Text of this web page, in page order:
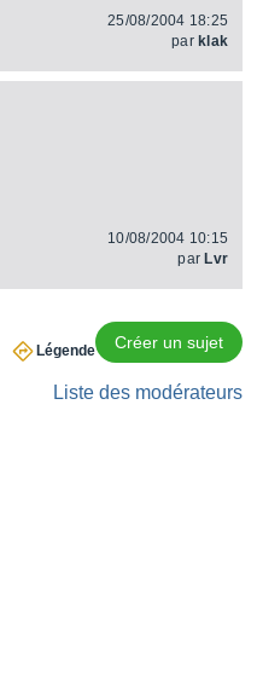
25/08/2004 18:25
par klak
10/08/2004 10:15
par Lvr
Créer un sujet
Légende
Liste des modérateurs